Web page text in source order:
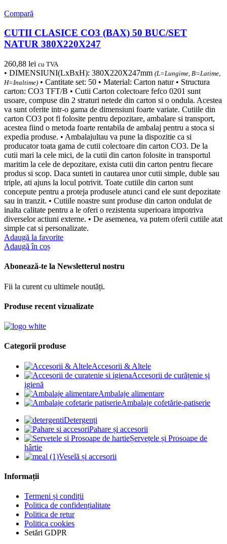
Compară
CUTII CLASICE CO3 (BAX) 50 BUC/SET
NATUR 380X220X247
260,88 lei cu TVA
• DIMENSIUNI(LxBxH): 380X220X247mm (L=Lungime, B=Latime,
H=Inaltime) • Cantitate set: 50 • Material: Carton natur • Structura
carton: CO3 TFT/B • Cutii Carton colectoare fefco 0201 sunt
usoare, compuse din 2 straturi netede din carton si o ondula. Acestea
va sunt oferite intr-o gama de dimensiuni foarte variate. Cutiile din
carton CO3 pot fi folosite pentru depozitare, ambalare si transport,
acestea fiind o metoda foarte rentabila de ambalaj pentru a stoca si
expedia produse. • Ambalajultau va pune la dispozitie ca si
producator toata gama de cutii colectoare din carton CO3. De la
cutii mari la cele mici, de la cutii din carton folosite in transportul
maritim la cele de depozitare, exista cutii din carton pentru fiecare
produs si scop. Daca sunteti in cautarea unor cutii simple, duble sau
triple, ati ajuns la locul potrivit. Toate cutiile din carton sunt
concepute pentru a proteja produsele atunci cand ele sunt depozitate
sau in tranzit. • Cutiile noastre sunt produse din carton ondulat de
inalta calitate pentru a le oferi o rezistenta superioara impotriva
diverselor actiuni externe. • De asemenea, va putem oferii cutiile atat
simple cat si personalizate.
Adaugă la favorite
Adaugă în coș
Abonează-te la Newsletterul nostru
Fii la curent cu ultimele noutăți.
Produse recent vizualizate
Categorii produse
Accesorii & Altele
Accesorii de curățenie și
igienă
Ambalaje alimentare
Ambalaje cofetărie-patiserie
Detergenți
Pahare și accesorii
Șervețele și Prosoape de
hârtie
Veselă și accesorii
Informații
Termeni și condiții
Politica de confidențialitate
Politica de retur
Politica cookies
Setări GDPR